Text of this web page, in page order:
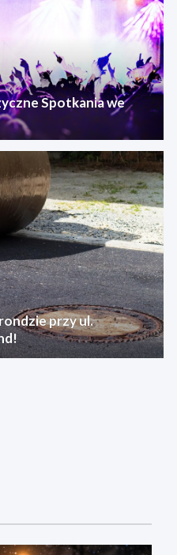
Spotkania we
przy ul.